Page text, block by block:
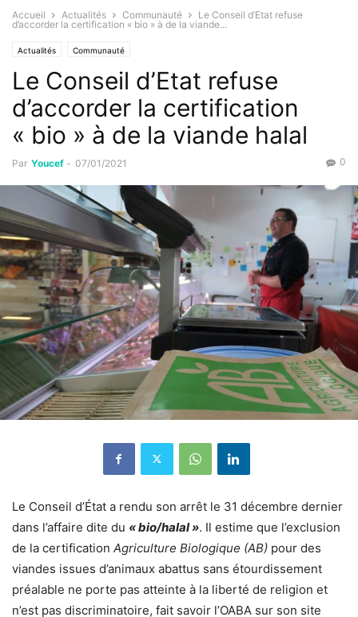
Accueil Actualités Communauté
Le Conseil d’Etat refuse
d’accorder la certification « bio » à de la viande...
Actualités Communauté
Le Conseil d’Etat refuse
d’accorder la certification
« bio » à de la viande halal
Par Youcef - 07/01/2021 0
Le Conseil d’État a rendu son arrêt le 31 décembre dernier
dans l’affaire dite du « bio/halal ». Il estime que l’exclusion
de la certification Agriculture Biologique (AB) pour des
viandes issues d’animaux abattus sans étourdissement
préalable ne porte pas atteinte à la liberté de religion et
n’est pas discriminatoire, fait savoir l’OABA sur son site